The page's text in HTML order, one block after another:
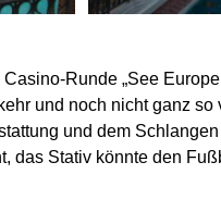
Runde „See Europe
und noch nicht ganzso
und dem
das Stativ könnte den